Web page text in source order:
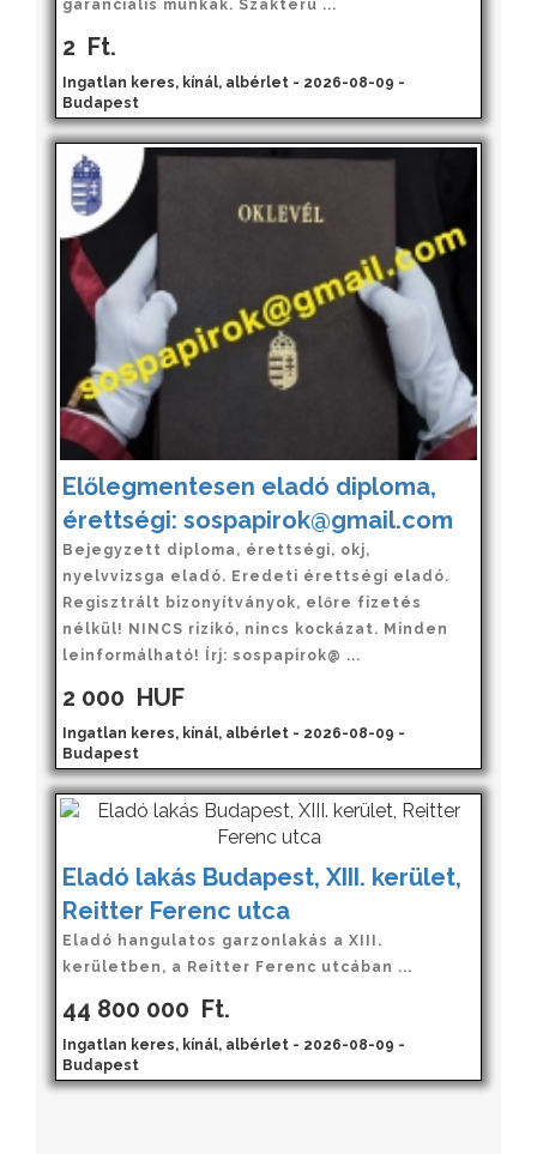
garanciális munkák. Szakterü ...
2 Ft.
Ingatlan keres, kínál, albérlet - 2026-08-09 -
Budapest
Előlegmentesen eladó diploma,
érettségi: sospapirok@gmail.com
Bejegyzett diploma, érettségi, okj,
nyelvvizsga eladó. Eredeti érettségi eladó.
Regisztrált bizonyítványok, előre fizetés
nélkül! NINCS rizikó, nincs kockázat. Minden
leinformálható! Írj: sospapirok@ ...
2 000 HUF
Ingatlan keres, kínál, albérlet - 2026-08-09 -
Budapest
Eladó lakás Budapest, XIII. kerület,
Reitter Ferenc utca
Eladó hangulatos garzonlakás a XIII.
kerületben, a Reitter Ferenc utcában ...
44 800 000 Ft.
Ingatlan keres, kínál, albérlet - 2026-08-09 -
Budapest